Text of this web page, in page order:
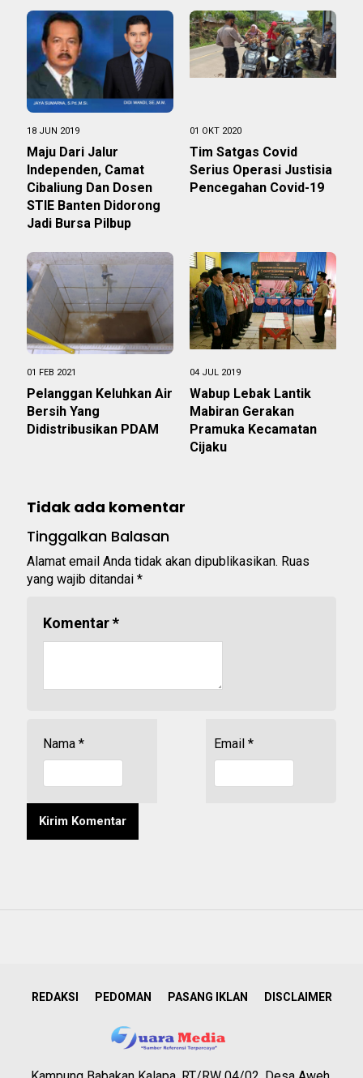
18 JUN 2019
Maju Dari Jalur
Independen, Camat
Cibaliung Dan Dosen
STIE Banten Didorong
Jadi Bursa Pilbup
01 OKT 2020
Tim Satgas Covid
Serius Operasi Justisia
Pencegahan Covid-19
01 FEB 2021
Pelanggan Keluhkan Air
Bersih Yang
Didistribusikan PDAM
04 JUL 2019
Wabup Lebak Lantik
Mabiran Gerakan
Pramuka Kecamatan
Cijaku
Tidak ada komentar
Tinggalkan Balasan
Alamat email Anda tidak akan dipublikasikan. Ruas
yang wajib ditandai *
Komentar*
Nama * Email *
REDAKSI PEDOMAN PASANG IKLAN DISCLAIMER